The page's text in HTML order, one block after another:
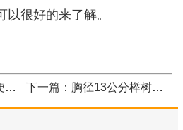
很好的来了解。
上一篇：甘肃榉树价格便宜吗？ 下一篇：胸径13公分榉树哪里有卖的？